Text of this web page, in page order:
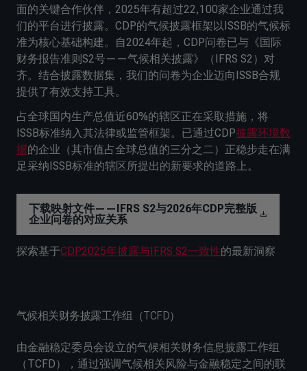
面的关键合作伙伴，2025年有超过22,100家企业通过我
们的平台进行披露。CDP的气候披露框架以ISSB的气候标
准为核心基础构建。自2024年起，CDP问卷已与《国际
财务报告准则S2号——气候相关披露》（IFRS S2）对
齐。结合披露数据集，我们的问卷为企业迈向ISSB合规
提供了有效支持工具。
占全球国内生产总值近60%的辖区正在采取措施，将
ISSB标准纳入其法律或监管框架。已通过CDP披露环境数
据的企业（其市值占全球总值的三分之二）正稳步走在满
足采纳ISSB标准的辖区所提出的新要求的道路上。
下载映射文件——IFRS S2与2026年CDP完整版
企业问卷的对应关系
探索基于CDP2025年披露与IFRS S2一致性的最新洞察
气候相关财务披露工作组（TCFD）
由金融稳定委员会设立的气候相关财务信息披露工作组
（TCFD），通过强调气候相关风险与金融稳定之间的联